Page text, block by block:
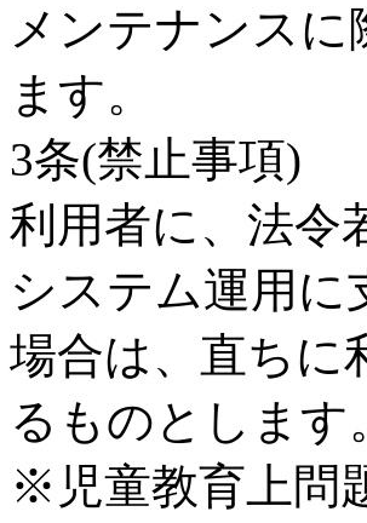
メンテナンス
ます。
3条(禁止事項)
利用者に、法令
システム運用に
場合は、直ちに
るものとします
※児童教育上問